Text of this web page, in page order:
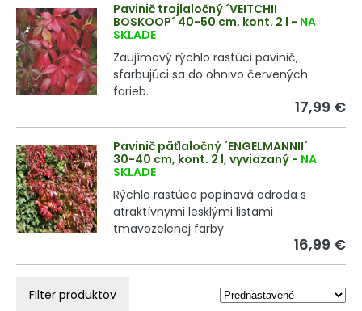
Pavinič trojlaločný ´VEITCHII
BOSKOOP´ 40-50 cm, kont. 2 l - NA
SKLADE
Zaujímavý rýchlo rastúci pavinič,
sfarbujúci sa do ohnivo červených
farieb.
17,99 €
Pavinič päťlaločný ´ENGELMANNII´
30-40 cm, kont. 2 l, vyviazaný - NA
SKLADE
Rýchlo rastúca popínavá odroda s
atraktívnymi lesklými listami
tmavozelenej farby.
16,99 €
Filter produktov